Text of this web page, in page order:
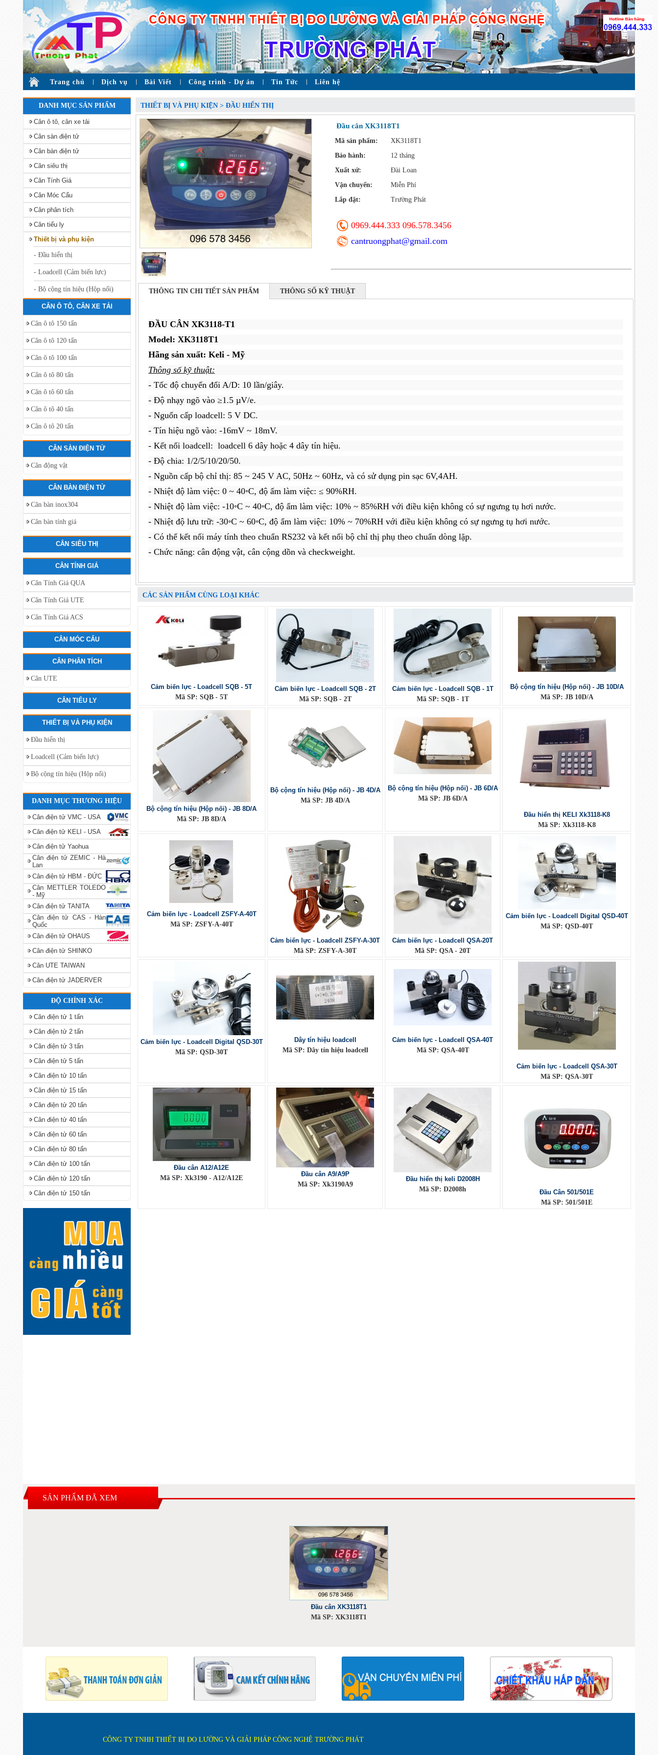
Trang chủ Dịch vụ Bài Viết Công trình - Dự án Tin Tức Liên hệ
DANH MỤC SẢN PHẨM
Cân ô tô, cân xe tải
Cân sàn điện tử
Cân bàn điện tử
Cân siêu thị
Cân Tính Giá
Cân Móc Cẩu
Cân phân tích
Cân tiểu ly
Thiết bị và phụ kiện
- Đầu hiển thị
- Loadcell (Cảm biến lực)
- Bộ cộng tín hiệu (Hộp nối)
CÂN Ô TÔ, CÂN XE TẢI
Cân ô tô 150 tấn
Cân ô tô 120 tấn
Cân ô tô 100 tấn
Cân ô tô 80 tấn
Cân ô tô 60 tấn
Cân ô tô 40 tấn
Cân ô tô 20 tấn
CÂN SÀN ĐIỆN TỬ
Cân động vật
CÂN BÀN ĐIỆN TỬ
Cân bàn inox304
Cân bàn tính giá
CÂN SIÊU THỊ
CÂN TÍNH GIÁ
Cân Tính Giá QUA
Cân Tính Giá UTE
Cân Tính Giá ACS
CÂN MÓC CẨU
CÂN PHÂN TÍCH
Cân UTE
CÂN TIỂU LY
THIẾT BỊ VÀ PHỤ KIỆN
Đầu hiển thị
Loadcell (Cảm biến lực)
Bộ cộng tín hiệu (Hộp nối)
DANH MỤC THƯƠNG HIỆU
Cân điện tử VMC - USA
Cân điện tử KELI - USA
Cân điện tử Yaohua
Cân điện tử ZEMIC - Hà
Lan
Cân điện tử HBM - ĐỨC
Cân METTLER TOLEDO
- Mỹ
Cân điện tử TANITA
Cân điện tử CAS - Hàn
Quốc
Cân điện tử OHAUS
Cân điện tử SHINKO
Cân UTE TAIWAN
Cân điện tử JADERVER
ĐỘ CHÍNH XÁC
Cân điện tử 1 tấn
Cân điện tử 2 tấn
Cân điện tử 3 tấn
Cân điện tử 5 tấn
Cân điện tử 10 tấn
Cân điện tử 15 tấn
Cân điện tử 20 tấn
Cân điện tử 40 tấn
Cân điện tử 60 tấn
Cân điện tử 80 tấn
Cân điện tử 100 tấn
Cân điện tử 120 tấn
Cân điện tử 150 tấn
THIẾT BỊ VÀ PHỤ KIỆN > ĐẦU HIỂN THỊ
Đầu cân XK3118T1
Mã sản phẩm:
XK3118T1
Bảo hành:
12 tháng
Xuất xứ:
Đài Loan
Vận chuyển:
Miễn Phí
Lắp đặt:
Trường Phát
0969.444.333 096.578.3456
cantruongphat@gmail.com
THÔNG TIN CHI TIẾT SẢN PHẨM THÔNG SỐ KỸ THUẬT
ĐẦU CÂN XK3118-T1
Model: XK3118T1
Hãng sản xuất: Keli - Mỹ
Thông số kỹ thuật:
- Tốc độ chuyển đổi A/D: 10 lần/giây.
- Độ nhạy ngõ vào ≥1.5 µV/e.
- Nguốn cấp loadcell: 5 V DC.
- Tín hiệu ngõ vào: -16mV ~ 18mV.
- Kết nối loadcell: loadcell 6 dây hoặc 4 dây tín hiệu.
- Độ chia: 1/2/5/10/20/50.
- Nguồn cấp bộ chỉ thị: 85 ~ 245 V AC, 50Hz ~ 60Hz, và có sử dụng pin sạc 6V,4AH.
- Nhiệt độ làm việc: 0 ~ 40◦C, độ ẩm làm việc: ≤ 90%RH.
- Nhiệt độ làm việc: -10◦C ~ 40◦C, độ ẩm làm việc: 10% ~ 85%RH với điều kiện không có sự ngưng tụ hơi nước.
- Nhiệt độ lưu trữ: -30◦C ~ 60◦C, độ ẩm làm việc: 10% ~ 70%RH với điều kiện không có sự ngưng tụ hơi nước.
- Có thể kết nối máy tính theo chuẩn RS232 và kết nối bộ chỉ thị phụ theo chuẩn dòng lặp.
- Chức năng: cân động vật, cân cộng dồn và checkweight.
CÁC SẢN PHẨM CÙNG LOẠI KHÁC
Cảm biến lực - Loadcell SQB - 5T
Mã SP: SQB - 5T
Cảm biến lực - Loadcell SQB - 2T
Mã SP: SQB - 2T
Cảm biến lực - Loadcell SQB - 1T
Mã SP: SQB - 1T
Bộ cộng tín hiệu (Hộp nối) - JB 10D/A
Mã SP: JB 10D/A
Bộ cộng tín hiệu (Hộp nối) - JB 8D/A
Mã SP: JB 8D/A
Bộ cộng tín hiệu (Hộp nối) - JB 4D/A
Mã SP: JB 4D/A
Bộ cộng tín hiệu (Hộp nối) - JB 6D/A
Mã SP: JB 6D/A
Đầu hiển thị KELI Xk3118-K8
Mã SP: Xk3118-K8
Cảm biến lực - Loadcell ZSFY-A-40T
Mã SP: ZSFY-A-40T
Cảm biến lực - Loadcell ZSFY-A-30T
Mã SP: ZSFY-A-30T
Cảm biến lực - Loadcell QSA-20T
Mã SP: QSA - 20T
Cảm biến lực - Loadcell Digital QSD-40T
Mã SP: QSD-40T
Cảm biến lực - Loadcell Digital QSD-30T
Mã SP: QSD-30T
Dây tín hiệu loadcell
Mã SP: Dây tín hiệu loadcell
Cảm biến lực - Loadcell QSA-40T
Mã SP: QSA-40T
Cảm biến lực - Loadcell QSA-30T
Mã SP: QSA-30T
Đầu cân A12/A12E
Mã SP: Xk3190 - A12/A12E
Đầu cân A9/A9P
Mã SP: Xk3190A9
Đầu hiển thị keli D2008H
Mã SP: D2008h
Đầu Cân 501/501E
Mã SP: 501/501E
SẢN PHẨM ĐÃ XEM
Đầu cân XK3118T1
Mã SP: XK3118T1
CÔNG TY TNHH THIẾT BỊ ĐO LƯỜNG VÀ GIẢI PHÁP CÔNG NGHỆ TRƯỜNG PHÁT